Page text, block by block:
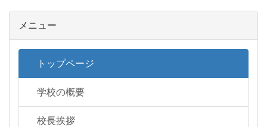
メニュー
トップページ
学校の概要
校長挨拶